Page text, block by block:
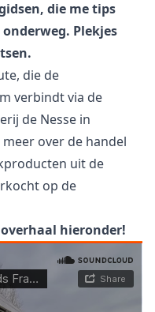
die me tips
Plekjes
, die de
verbindt via de
de Nesse in
over de handel
uit de
op de
hieronder!